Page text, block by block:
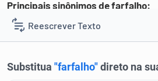
Reescrever Texto
Principais sinônimos de farfalho:
1 farfalhada.